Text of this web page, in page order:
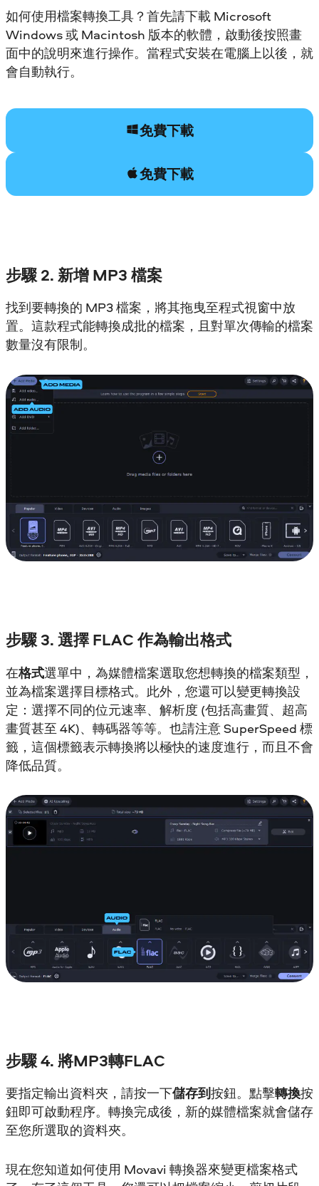
如何使用檔案轉換工具？首先請下載 Microsoft
Windows 或 Macintosh 版本的軟體，啟動後按照畫
面中的說明來進行操作。當程式安裝在電腦上以後，就
會自動執行。
免費下載
免費下載
步驟 2. 新增 MP3 檔案
找到要轉換的 MP3 檔案，將其拖曳至程式視窗中放
置。這款程式能轉換成批的檔案，且對單次傳輸的檔案
數量沒有限制。
步驟 3. 選擇 FLAC 作為輸出格式
在格式選單中，為媒體檔案選取您想轉換的檔案類型，
並為檔案選擇目標格式。此外，您還可以變更轉換設
定：選擇不同的位元速率、解析度 (包括高畫質、超高
畫質甚至 4K)、轉碼器等等。也請注意 SuperSpeed 標
籤，這個標籤表示轉換將以極快的速度進行，而且不會
降低品質。
步驟 4. 將MP3轉FLAC
要指定輸出資料夾，請按一下儲存到按鈕。點擊轉換按
鈕即可啟動程序。轉換完成後，新的媒體檔案就會儲存
至您所選取的資料夾。
現在您知道如何使用 Movavi 轉換器來變更檔案格式